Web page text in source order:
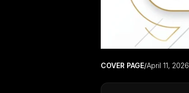
COVER PAGE/April 11, 2026